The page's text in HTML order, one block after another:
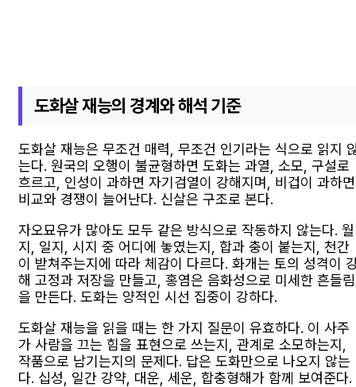
도화살 재능의 경계와 해석 기준
도화살 재능은 무조건 매력, 무조건 인기라는 식으로 읽지
는다. 원국의 오행이 불균형하면 도화는 과열, 소모, 구설로
흐르고, 인성이 과하면 자기검열이 강해지며, 비겁이 과하면
비교와 경쟁이 늘어난다. 신살은 구조로 본다.
자오묘유가 많아도 모두 같은 방식으로 작동하지 않는다. 월
지, 일지, 시지 중 어디에 놓였는지, 합과 충이 붙는지, 천간
이 받쳐주는지에 따라 체감이 다르다. 화개는 토의 성격이
해 고정과 저장을 만들고, 홍염은 음화성으로 미세한 흔들림
을 만든다. 도화는 양적인 시선 집중이 강하다.
도화살 재능을 읽을 때는 한 가지 질문이 유효하다. 이 사주
가 사람을 끄는 힘을 표현으로 쓰는지, 관계로 소모하는지,
작품으로 남기는지의 문제다. 답은 도화만으로 나오지 않는
다. 십성, 일간 강약, 대운, 세운, 합충형해가 함께 보여준다.